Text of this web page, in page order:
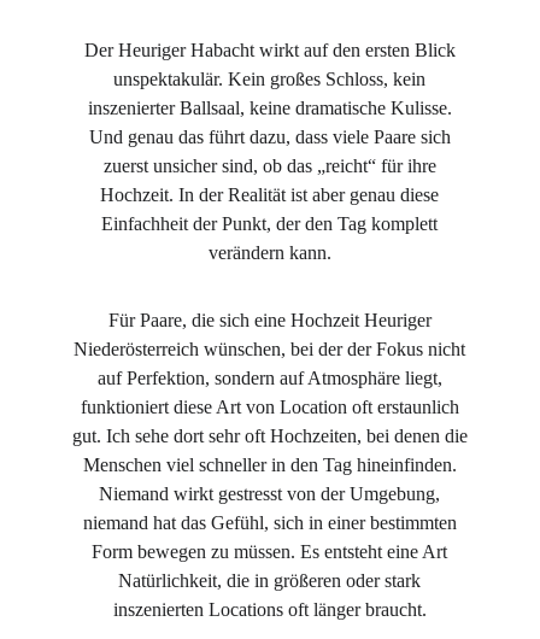
Der Heuriger Habacht wirkt auf den ersten Blick
unspektakulär. Kein großes Schloss, kein
inszenierter Ballsaal, keine dramatische Kulisse.
Und genau das führt dazu, dass viele Paare sich
zuerst unsicher sind, ob das „reicht“ für ihre
Hochzeit. In der Realität ist aber genau diese
Einfachheit der Punkt, der den Tag komplett
verändern kann.
Für Paare, die sich eine Hochzeit Heuriger
Niederösterreich wünschen, bei der der Fokus nicht
auf Perfektion, sondern auf Atmosphäre liegt,
funktioniert diese Art von Location oft erstaunlich
gut. Ich sehe dort sehr oft Hochzeiten, bei denen die
Menschen viel schneller in den Tag hineinfinden.
Niemand wirkt gestresst von der Umgebung,
niemand hat das Gefühl, sich in einer bestimmten
Form bewegen zu müssen. Es entsteht eine Art
Natürlichkeit, die in größeren oder stark
inszenierten Locations oft länger braucht.